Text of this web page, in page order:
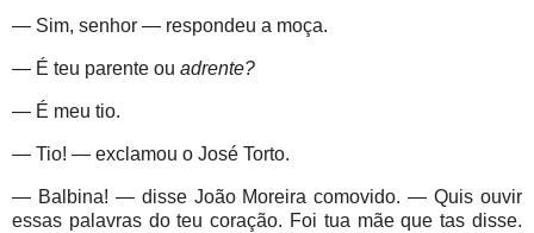
— Sim, senhor — respondeu a moça.
— É teu parente ou adrente?
— É meu tio.
— Tio! — exclamou o José Torto.
— Balbina! — disse João Moreira comovido. — Quis ouvir
essas palavras do teu coração. Foi tua mãe que tas disse.